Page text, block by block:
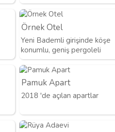
Örnek Otel
Yeni Bademli girişinde köşe
konumlu, geniş pergoleli
Pamuk Apart
2018 'de açılan apartlar